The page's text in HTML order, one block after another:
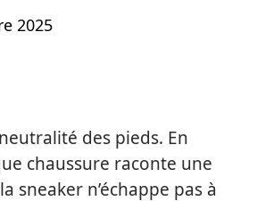
2025
des pieds. En
chaussure raconte une
sneaker n’échappe pas à